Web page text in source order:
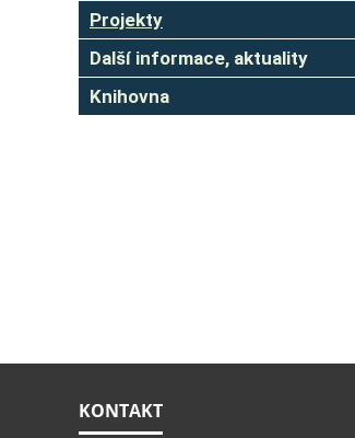
Projekty
Další informace, aktuality
Knihovna
KONTAKT